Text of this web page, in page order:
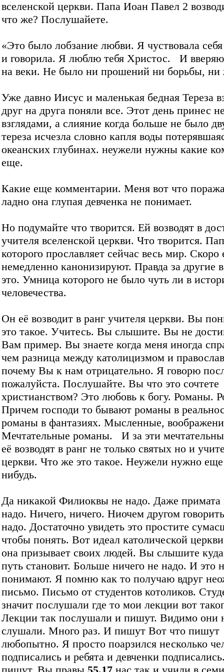
вселенской церкви. Папа Иоан Павел 2
что же? Послушайете.
«Это было лобзание любви. Я чуствовала
и говорила. Я люблю тебя Христос. И вверяю
на веки. Не было ни прошений ни борьбы, ни
Уже давно Иисус и маленькая бедная Тереза
друг на друга поняли все. Этот день принес
взглядами, а слияние когда больше не было
тереза исчезла словно капля воды
океанских глубинах. неужели нужны какие
еще.
Какие еще комментарии. Меня вот что
ладно она глупая девченка не понимает.
Но подумайте что творится. Ей возводят в
учителя вселенской церкви. Что творится.
которого прославляет сейчас весь мир. Скоро
немедленно канонизируют. Правда за другие
это. Умница которого не было чуть ли в
человечества.
Он её возводит в ранг учителя церкви. Вы
это такое. Учитесь. Вы слышите. Вы не
Вам пример. Вы знаете когда меня иногда
чем разница между католицизмом и
почему Вы к нам отрицательно. Я говорю
пожалуйста. Послушайте. Вы что это сочтете
христианством? Это любовь к богу. Романы.
Причем господи то бывают романы в
романы в фантазиях. Мысленные,
Мечтательные романы. И за эти
её возводят в ранг не только святых но и
церкви. Что же это такое. Неужели нужно
нибудь.
Да никакой Филиоквы не надо. Даже
надо. Ничего, ничего. Ниочем другом
надо. Достаточно увидеть это простите
чтобы понять. Вот идеал католической
она призывает своих людей. Вы слышите
путь становит. Больше ничего не надо. И это
понимают. Я помню как то получаю вдруг
письмо. Письмо от студентов котоликов.
значит послушали где то мои лекции вот
Лекции так послушали и пишут. Видимо они
слушали. Много раз. И пишут Вот что пишут
любопытно. Я просто поарзился несколько
подписались и ребята и девченки
пишут. Вы правы 55.17 нас так и учили в